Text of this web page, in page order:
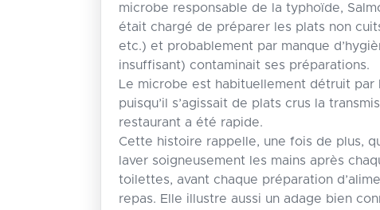
microbe responsable de la typhoïde,
était chargé de préparer les plats non
etc.) et probablement par manque
insuffisant) contaminait ses préparations.
Le microbe est habituellement détruit par
puisqu’il s’agissait de plats crus la
restaurant a été rapide.
Cette histoire rappelle, une fois de plus,
laver soigneusement les mains après
toilettes, avant chaque préparation
repas. Elle illustre aussi un adage bien